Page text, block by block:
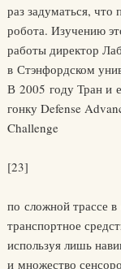
раз задуматься,
робота. Изучению
работы директор
в Стэнфордском
В 2005 году Тран и
гонку Defense
Challenge
[23]
по сложной трассе
транспортное
используя лишь
и множество